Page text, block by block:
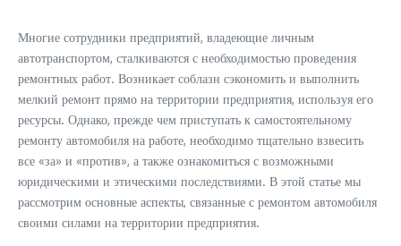
Многие сотрудники предприятий, владеющие личным
автотранспортом, сталкиваются с необходимостью проведения
ремонтных работ. Возникает соблазн сэкономить и выполнить
мелкий ремонт прямо на территории предприятия, используя его
ресурсы. Однако, прежде чем приступать к самостоятельному
ремонту автомобиля на работе, необходимо тщательно взвесить
все «за» и «против», а также ознакомиться с возможными
юридическими и этическими последствиями. В этой статье мы
рассмотрим основные аспекты, связанные с ремонтом автомобиля
своими силами на территории предприятия.